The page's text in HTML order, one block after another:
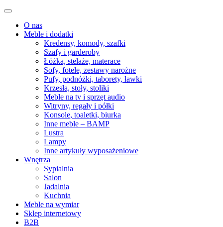
O nas
Meble i dodatki
Kredensy, komody, szafki
Szafy i garderoby
Łóżka, stelaże, materace
Sofy, fotele, zestawy narożne
Pufy, podnóżki, taborety, ławki
Krzesła, stoły, stoliki
Meble na tv i sprzęt audio
Witryny, regały i półki
Konsole, toaletki, biurka
Inne meble – BAMP
Lustra
Lampy
Inne artykuły wyposażeniowe
Wnętrza
Sypialnia
Salon
Jadalnia
Kuchnia
Meble na wymiar
Sklep internetowy
B2B